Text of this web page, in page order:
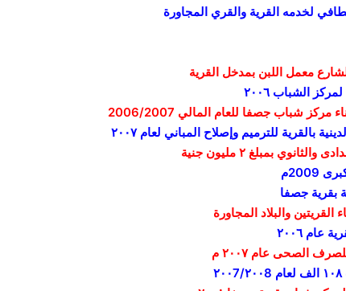
لخدمه القرية والقري المجاورة
معمل اللبن بمدخل القرية
بالقرية للترميم وإصلاح المباني لعام ۲۰۰۷
بمبلغ ٢ مليون جنية
بقرية جصفا
والبلاد المجاورة
عام ٢٠٠٦